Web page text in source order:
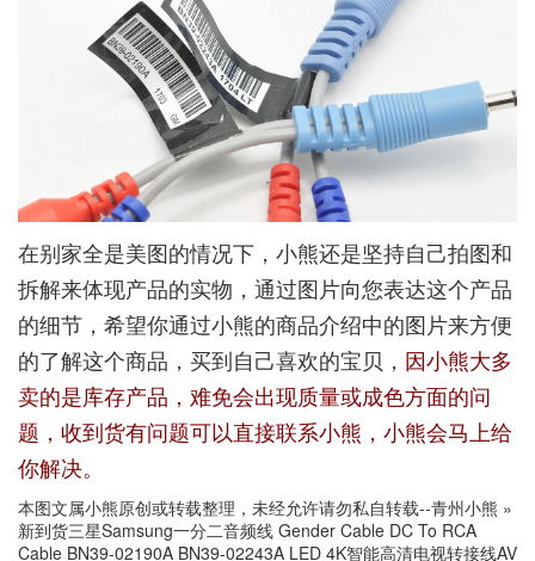
在别家全是美图的情况下，小熊还是坚持自己拍图和
拆解来体现产品的实物，通过图片向您表达这个产品
的细节，希望你通过小熊的商品介绍中的图片来方便
的了解这个商品，买到自己喜欢的宝贝， 因小熊大多
卖的是库存产品，难免会出现质量或成色方面的问
题，收到货有问题可以直接联系小熊，小熊会马上给
你解决。
本图文属小熊原创或转载整理，未经允许请勿私自转载--青州小熊 »
新到货三星Samsung一分二音频线 Gender Cable DC To RCA
Cable BN39-02190A BN39-02243A LED 4K智能高清电视转接线AV